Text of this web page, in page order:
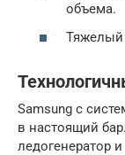
объема.
Тяжелый
Samsung с
в настоящий
ледогенератор